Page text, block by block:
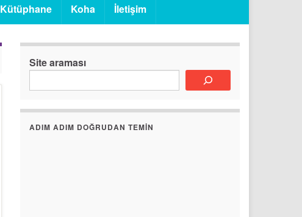
Kütüphane Koha İletişim
Site araması
ADIM ADIM DOĞRUDAN TEMIN